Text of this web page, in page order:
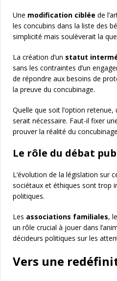
Une modification ciblée de
les concubins dans la liste des
simplicité mais soulèverait la
La création d’un statut
sans les contraintes d’un
de répondre aux besoins de
la preuve du concubinage.
Quelle que soit l’option
serait nécessaire. Faut-il fixer
prouver la réalité du
Le rôle du débat
L’évolution de la législation sur
sociétaux et éthiques sont trop
politiques.
Les associations familiales,
un rôle crucial à jouer dans
décideurs politiques sur les
Vers une